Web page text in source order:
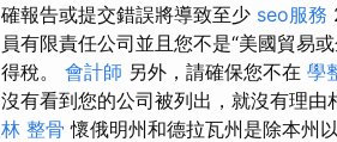
確報告或提交錯誤將導致至少 seo服務
員有限責任公司並且您不是“美國貿易
得稅。 會計師 另外，請確保您不在 學
沒有看到您的公司被列出，就沒有理由
林 整骨 懷俄明州和德拉瓦州是除本州